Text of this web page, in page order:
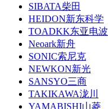
SIBATA柴田
HEIDON新东科学
TOADKK东亚电波
Neoark新舟
SONIC索尼克
NEWKON新光
SANSYO三商
TAKIKAWA泷川
YAMABISHI山菱